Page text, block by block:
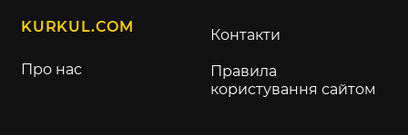
KURKUL.COM
Про нас
Контакти
Правила
користування сайтом